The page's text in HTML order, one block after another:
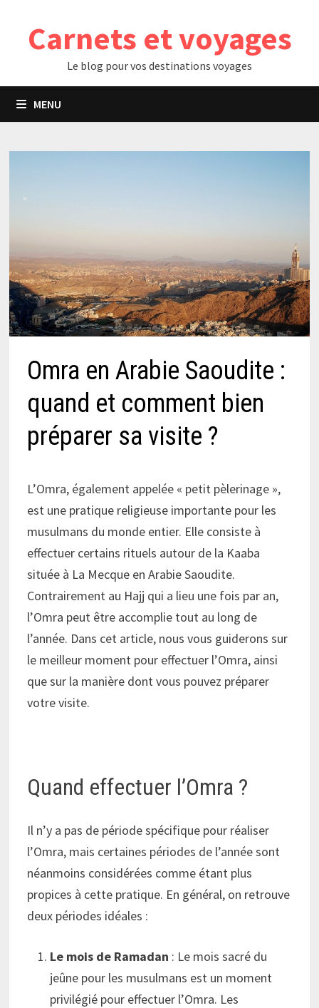
contenuCarnets et voyages
Le blog pour vos destinations voyages
MENU
Omra en Arabie Saoudite :
quand et comment bien
préparer sa visite ?
L’Omra, également appelée « petit pèlerinage »,
est une pratique religieuse importante pour les
musulmans du monde entier. Elle consiste à
effectuer certains rituels autour de la Kaaba
située à La Mecque en Arabie Saoudite.
Contrairement au Hajj qui a lieu une fois par an,
l’Omra peut être accomplie tout au long de
l’année. Dans cet article, nous vous guiderons sur
le meilleur moment pour effectuer l’Omra, ainsi
que sur la manière dont vous pouvez préparer
votre visite.
Quand effectuer l’Omra ?
Il n’y a pas de période spécifique pour réaliser
l’Omra, mais certaines périodes de l’année sont
néanmoins considérées comme étant plus
propices à cette pratique. En général, on retrouve
deux périodes idéales :
Le mois de Ramadan : Le mois sacré du
jeûne pour les musulmans est un moment
privilégié pour effectuer l’Omra. Les